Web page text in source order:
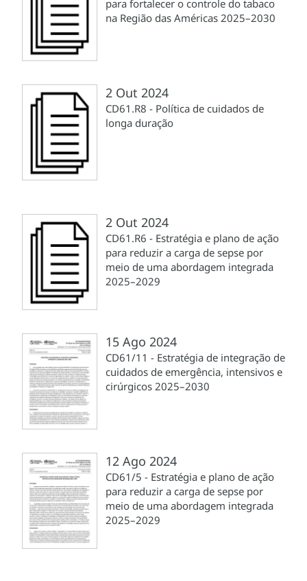
para fortalecer o controle do tabaco
na Região das Américas 2025–2030
2 Out 2024
CD61.R8 - Política de cuidados de
longa duração
2 Out 2024
CD61.R6 - Estratégia e plano de ação
para reduzir a carga de sepse por
meio de uma abordagem integrada
2025–2029
15 Ago 2024
CD61/11 - Estratégia de integração de
cuidados de emergência, intensivos e
cirúrgicos 2025–2030
12 Ago 2024
CD61/5 - Estratégia e plano de ação
para reduzir a carga de sepse por
meio de uma abordagem integrada
2025–2029